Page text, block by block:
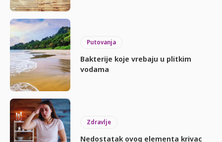
Putovanja
Bakterije koje vrebaju u plitkim
vodama
Zdravlje
Nedostatak ovog elementa krivac